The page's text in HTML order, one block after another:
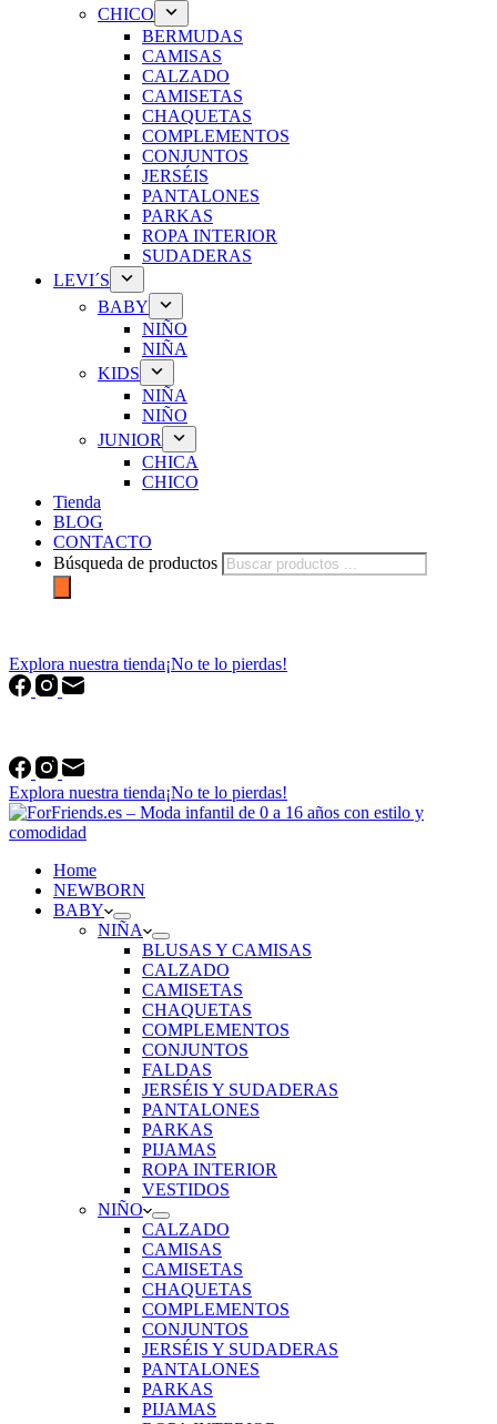
CHICO
BERMUDAS
CAMISAS
CALZADO
CAMISETAS
CHAQUETAS
COMPLEMENTOS
CONJUNTOS
JERSÉIS
PANTALONES
PARKAS
ROPA INTERIOR
SUDADERAS
LEVI´S
BABY
NIÑO
NIÑA
KIDS
NIÑA
NIÑO
JUNIOR
CHICA
CHICO
Tienda
BLOG
CONTACTO
Búsqueda de productos
Explora nuestra tienda¡No te lo pierdas!
Explora nuestra tienda¡No te lo pierdas!
Home
NEWBORN
BABY
NIÑA
BLUSAS Y CAMISAS
CALZADO
CAMISETAS
CHAQUETAS
COMPLEMENTOS
CONJUNTOS
FALDAS
JERSÉIS Y SUDADERAS
PANTALONES
PARKAS
PIJAMAS
ROPA INTERIOR
VESTIDOS
NIÑO
CALZADO
CAMISAS
CAMISETAS
CHAQUETAS
COMPLEMENTOS
CONJUNTOS
JERSÉIS Y SUDADERAS
PANTALONES
PARKAS
PIJAMAS